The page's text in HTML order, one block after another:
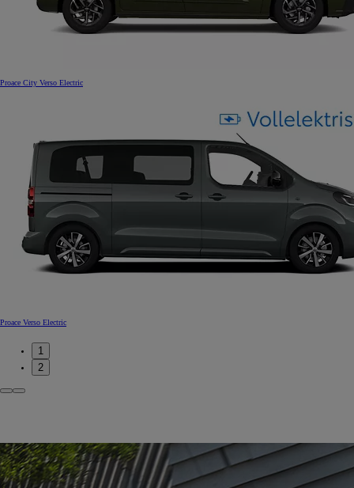
Proace City Verso Electric
Proace Verso Electric
1
2